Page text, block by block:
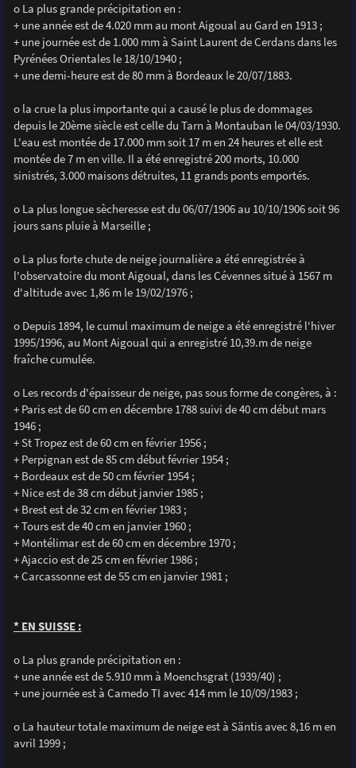
o La plus grande précipitation en :
+ une année est de 4.020 mm au mont Aigoual au Gard en 1913 ;
+ une journée est de 1.000 mm à Saint Laurent de Cerdans dans les
Pyrénées Orientales le 18/10/1940 ;
+ une demi-heure est de 80 mm à Bordeaux le 20/07/1883.
o la crue la plus importante qui a causé le plus de dommages
depuis le 20ème siècle est celle du Tarn à Montauban le 04/03/1930.
L'eau est montée de 17.000 mm soit 17 m en 24 heures et elle est
montée de 7 m en ville. Il a été enregistré 200 morts, 10.000
sinistrés, 3.000 maisons détruites, 11 grands ponts emportés.
o La plus longue sècheresse est du 06/07/1906 au 10/10/1906 soit 96
jours sans pluie à Marseille ;
o La plus forte chute de neige journalière a été enregistrée à
l'observatoire du mont Aigoual, dans les Cévennes situé à 1567 m
d'altitude avec 1,86 m le 19/02/1976 ;
o Depuis 1894, le cumul maximum de neige a été enregistré l'hiver
1995/1996, au Mont Aigoual qui a enregistré 10,39.m de neige
fraîche cumulée.
o Les records d'épaisseur de neige, pas sous forme de congères, à :
+ Paris est de 60 cm en décembre 1788 suivi de 40 cm début mars
1946 ;
+ St Tropez est de 60 cm en février 1956 ;
+ Perpignan est de 85 cm début février 1954 ;
+ Bordeaux est de 50 cm février 1954 ;
+ Nice est de 38 cm début janvier 1985 ;
+ Brest est de 32 cm en février 1983 ;
+ Tours est de 40 cm en janvier 1960 ;
+ Montélimar est de 60 cm en décembre 1970 ;
+ Ajaccio est de 25 cm en février 1986 ;
+ Carcassonne est de 55 cm en janvier 1981 ;
* EN SUISSE :
o La plus grande précipitation en :
+ une année est de 5.910 mm à Moenchsgrat (1939/40) ;
+ une journée est à Camedo TI avec 414 mm le 10/09/1983 ;
o La hauteur totale maximum de neige est à Säntis avec 8,16 m en
avril 1999 ;